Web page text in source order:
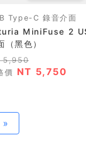
Type-C 錄音介面
MiniFuse 2
（黑色）
5,950
價 NT 5,750